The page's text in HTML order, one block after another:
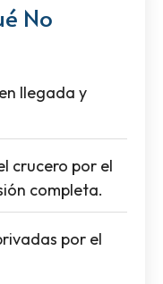
No
llegada y
crucero por el
completa.
por el